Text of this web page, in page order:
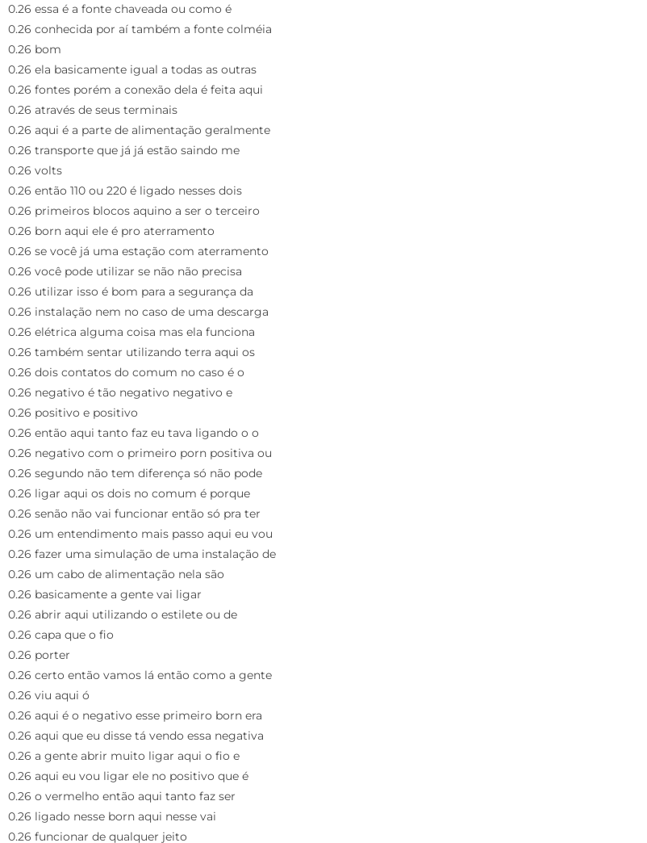
0.26 essa é a fonte chaveada ou como é
0.26 conhecida por aí também a fonte colméia
0.26 bom
0.26 ela basicamente igual a todas as outras
0.26 fontes porém a conexão dela é feita aqui
0.26 através de seus terminais
0.26 aqui é a parte de alimentação geralmente
0.26 transporte que já já estão saindo me
0.26 volts
0.26 então 110 ou 220 é ligado nesses dois
0.26 primeiros blocos aquino a ser o terceiro
0.26 born aqui ele é pro aterramento
0.26 se você já uma estação com aterramento
0.26 você pode utilizar se não não precisa
0.26 utilizar isso é bom para a segurança da
0.26 instalação nem no caso de uma descarga
0.26 elétrica alguma coisa mas ela funciona
0.26 também sentar utilizando terra aqui os
0.26 dois contatos do comum no caso é o
0.26 negativo é tão negativo negativo e
0.26 positivo e positivo
0.26 então aqui tanto faz eu tava ligando o o
0.26 negativo com o primeiro porn positiva ou
0.26 segundo não tem diferença só não pode
0.26 ligar aqui os dois no comum é porque
0.26 senão não vai funcionar então só pra ter
0.26 um entendimento mais passo aqui eu vou
0.26 fazer uma simulação de uma instalação de
0.26 um cabo de alimentação nela são
0.26 basicamente a gente vai ligar
0.26 abrir aqui utilizando o estilete ou de
0.26 capa que o fio
0.26 porter
0.26 certo então vamos lá então como a gente
0.26 viu aqui ó
0.26 aqui é o negativo esse primeiro born era
0.26 aqui que eu disse tá vendo essa negativa
0.26 a gente abrir muito ligar aqui o fio e
0.26 aqui eu vou ligar ele no positivo que é
0.26 o vermelho então aqui tanto faz ser
0.26 ligado nesse born aqui nesse vai
0.26 funcionar de qualquer jeito